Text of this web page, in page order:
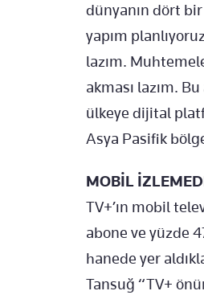
dünyanın dört bir
yapım
lazım.
akması lazım.
ülkeye dijital
Asya Pasifik
MOBİL
TV+’ın mobil
abone ve yüzde
hanede yer
Tansuğ “TV+